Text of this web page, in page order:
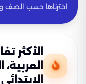
اخترناها حسب الصف
الأكثر
الإبتدائي